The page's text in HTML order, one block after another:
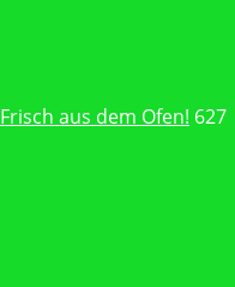
aus dem Ofen! 627